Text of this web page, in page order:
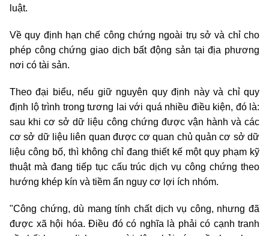
luật.
Về quy định hạn chế công chứng ngoài trụ sở và chỉ cho
phép công chứng giao dịch bất động sản tại địa phương
nơi có tài sản.
Theo đại biểu, nếu giữ nguyên quy định này và chỉ quy
định lộ trình trong tương lai với quá nhiều điều kiện, đó là:
sau khi cơ sở dữ liệu công chứng được vận hành và các
cơ sở dữ liệu liên quan được cơ quan chủ quản cơ sở dữ
liệu công bố, thì không chỉ đang thiết kế một quy phạm kỹ
thuật mà đang tiếp tục cấu trúc dịch vụ công chứng theo
hướng khép kín và tiềm ẩn nguy cơ lợi ích nhóm.
"Công chứng, dù mang tính chất dịch vụ công, nhưng đã
được xã hội hóa. Điều đó có nghĩa là phải có cạnh tranh